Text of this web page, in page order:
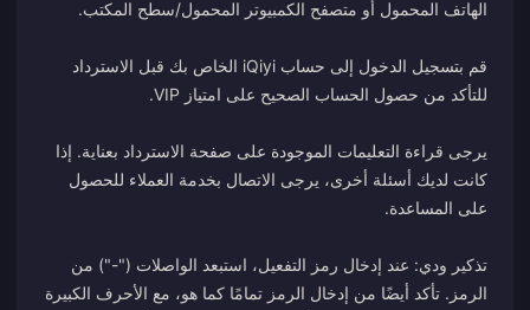
قم بتسجيل الدخول إلى حساب iQiyi الخاص بك قبل الاسترداد
يرجى قراءة التعليمات الموجودة على صفحة الاسترداد بعناية. إذا
كانت لديك أسئلة أخرى، يرجى الاتصال بخدمة العملاء للحصول
تذكير ودي: عند إدخال رمز التفعيل، استبعد الواصلات ("-") من
الرمز. تأكد أيضًا من إدخال الرمز تمامًا كما هو، مع الأحرف الكبيرة